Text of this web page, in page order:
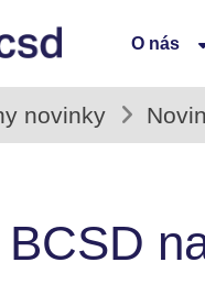
O nás
novinky